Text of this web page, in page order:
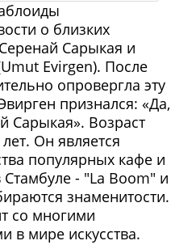
о близких
Сарыкая и
Evirgen). После
опровергла эту
признался: «Да,
Сарыкая». Возраст
Он является
популярных кафе и
- "La Boom" и
знаменитости.
со многими
в мире искусства.